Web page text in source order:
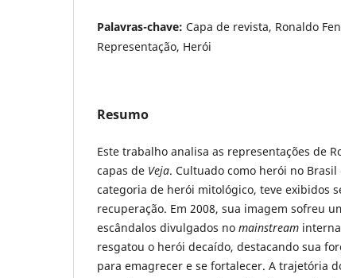
Palavras-chave: Capa de revista, Ronaldo
Representação, Herói
Resumo
Este trabalho analisa as representações de
capas de Veja. Cultuado como herói no
categoria de herói mitológico, teve exibidos
recuperação. Em 2008, sua imagem sofreu
escândalos divulgados no mainstream
resgatou o herói decaído, destacando sua
para emagrecer e se fortalecer. A trajetória